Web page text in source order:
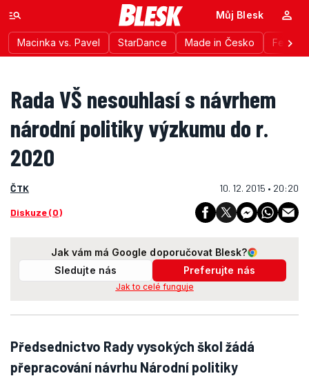
Macinka vs. Pavel StarDance Made in Česko
Můj Blesk
Rada VŠ nesouhlasí s návrhem
národní politiky výzkumu do r.
2020
ČTK 10. 12. 2015 • 20:20
Diskuze (0)
Jak vám má Google doporučovat Blesk?
Sledujte nás
Preferujte nás
Jak to celé funguje
Předsednictvo Rady vysokých škol žádá
přepracování návrhu Národní politiky